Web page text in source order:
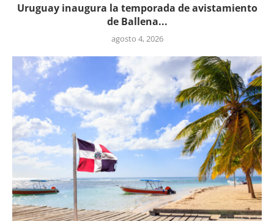
Uruguay inaugura la temporada de avistamiento
de Ballena...
agosto 4, 2026